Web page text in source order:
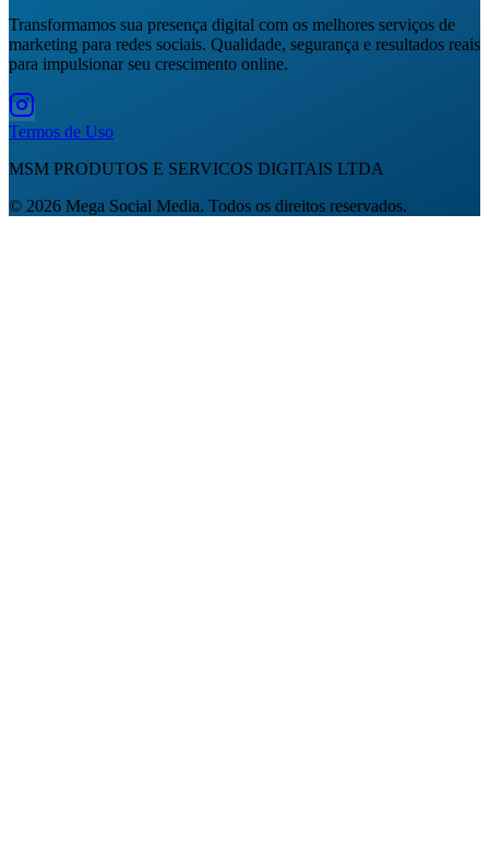
Transformamos sua presença digital com os melhores serviços de
marketing para redes sociais. Qualidade, segurança e resultados reais
para impulsionar seu crescimento online.
Termos de Uso
MSM PRODUTOS E SERVICOS DIGITAIS LTDA
© 2026 Mega Social Media. Todos os direitos reservados.